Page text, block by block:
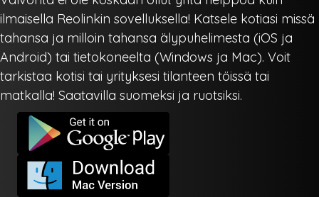
ilmaisella Reolinkin sovelluksella! Katsele kotiasi missä
tahansa ja milloin tahansa älypuhelimesta (iOS ja
Android) tai tietokoneelta (Windows ja Mac). Voit
tarkistaa kotisi tai yrityksesi tilanteen töissä tai
matkalla! Saatavilla suomeksi ja ruotsiksi.